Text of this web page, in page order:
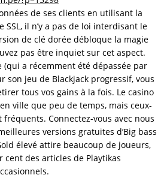
de ses clients en utilisant la
SSL, il n’y a pas de loi interdisant le
de clé dorée débloque la magie
pas être inquiet sur cet aspect.
(qui a récemment été dépassée par
son jeu de Blackjack progressif, vous
tous vos gains à la fois. Le casino
ville que peu de temps, mais ceux-
Connectez-vous avec nous
versions gratuites d’Big bass
élevé attire beaucoup de joueurs,
des articles de Playtikas